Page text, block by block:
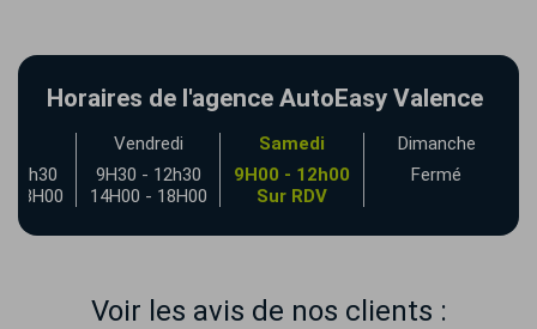
Horaires de l'agence AutoEasy Valence
12h30
18H00
Vendredi
9H30 - 12h30
14H00 - 18H00
Samedi
9H00 - 12h00
Sur RDV
Dimanche
Fermé
Voir les avis de nos clients :